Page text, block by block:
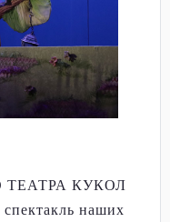
КУКОЛ
наших